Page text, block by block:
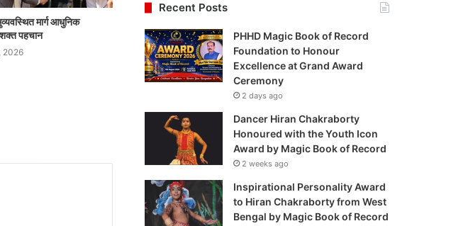
मार्ग आधुनिक
पहचान
2026
Recent Posts
PHHD Magic Book of Record
Foundation to Honour
Excellence at Grand Award
Ceremony
2 days ago
Dancer Hiran Chakraborty
Honoured with the Youth Icon
Award by Magic Book of Record
2 weeks ago
Inspirational Personality Award
to Hiran Chakraborty from West
Bengal by Magic Book of Record